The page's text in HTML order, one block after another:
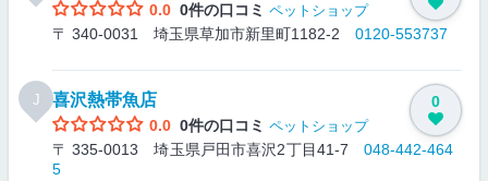
0.0 0件の口コミ ペットショップ
〒 340-0031 埼玉県草加市新里町1182-2 0120-553737
J 喜沢熱帯魚店
0.0 0件の口コミ ペットショップ
〒 335-0013 埼玉県戸田市喜沢2丁目41-7 048-442-464
5
0